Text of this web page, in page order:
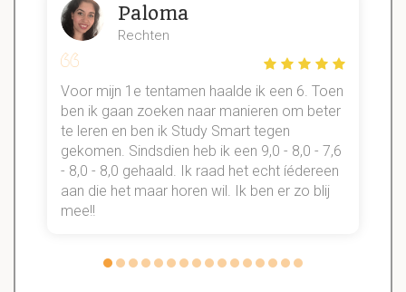
Paloma
Rechten
Voor mijn 1e tentamen haalde ik een 6. Toen
ben ik gaan zoeken naar manieren om beter
te leren en ben ik Study Smart tegen
gekomen. Sindsdien heb ik een 9,0 - 8,0 - 7,6
- 8,0 - 8,0 gehaald. Ik raad het echt íédereen
aan die het maar horen wil. Ik ben er zo blij
mee!!